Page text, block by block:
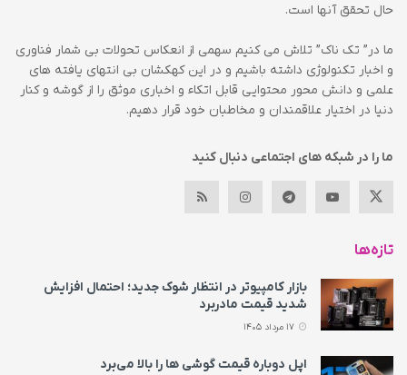
حال تحقق آنها است.
ما در” تک ناک” تلاش می کنیم سهمی از انعکاس تحولات بی شمار فناوری
و اخبار تکنولوژی داشته باشیم و در این کهکشان بی انتهای یافته های
علمی و دانش محور محتوایی قابل اتکاء و اخباری موثق را از گوشه و کنار
دنیا در اختیار علاقمندان و مخاطبان خود قرار دهیم.
ما را در شبکه های اجتماعی دنبال کنید
تازه‌ها
بازار کامپیوتر در انتظار شوک جدید؛ احتمال افزایش
شدید قیمت مادربرد
اپل دوباره قیمت‌ گوشی ها را بالا می‌برد